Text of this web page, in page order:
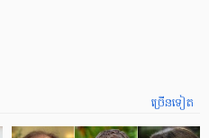
ច្រើនទៀត